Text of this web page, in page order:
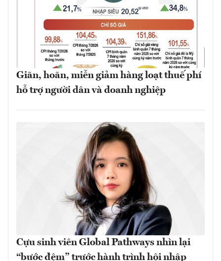
Giãn, hoãn, miễn giảm hàng loạt thuế phí
hỗ trợ người dân và doanh nghiệp
Cựu sinh viên Global Pathways nhìn lại
“bước đệm” trước hành trình hội nhập